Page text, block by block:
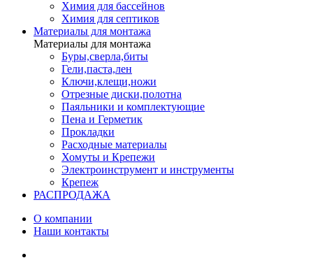
Химия для бассейнов
Химия для септиков
Материалы для монтажа
Материалы для монтажа
Буры,сверла,биты
Гели,паста,лен
Ключи,клещи,ножи
Отрезные диски,полотна
Паяльники и комплектующие
Пена и Герметик
Прокладки
Расходные материалы
Хомуты и Крепежи
Электроинструмент и инструменты
Крепеж
РАСПРОДАЖА
О компании
Наши контакты